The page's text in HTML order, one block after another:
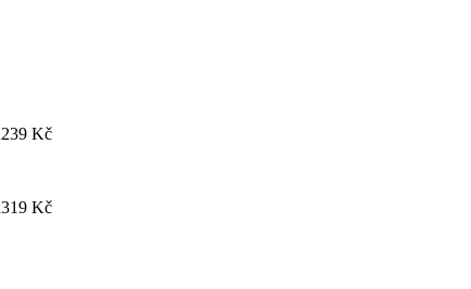
239 Kč
319 Kč